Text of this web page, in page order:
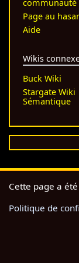
communauté
Page au
Aide
Wikis
Buck Wiki
Stargate Wiki
Sémantique
Cette page a
Politique de